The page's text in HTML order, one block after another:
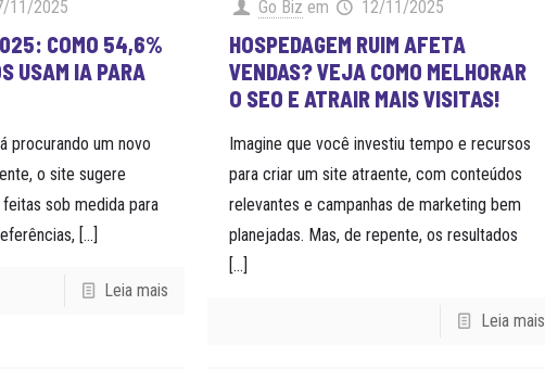
11/2025
COMO 54,6%
USAM IA PARA
procurando um novo
o site sugere
sob medida para
[…]
Leia mais
Go Biz em 12/11/2025
HOSPEDAGEM RUIM AFETA
VENDAS? VEJA COMO MELHORAR
O SEO E ATRAIR MAIS VISITAS!
Imagine que você investiu tempo e recursos
para criar um site atraente, com conteúdos
relevantes e campanhas de marketing bem
planejadas. Mas, de repente, os resultados
[…]
Leia mais